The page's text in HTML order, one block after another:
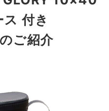
付き
ご紹介